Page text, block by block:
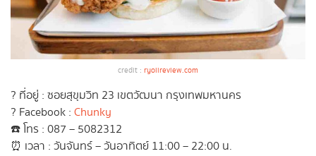
credit : ryoiireview.com
? ที่อยู่ : ซอยสุขุมวิท 23 เขตวัฒนา กรุงเทพมหานคร
? Facebook : Chunky
☎️ โทร : 087 – 5082312
⏰ เวลา : วันจันทร์ – วันอาทิตย์ 11:00 – 22:00 น.